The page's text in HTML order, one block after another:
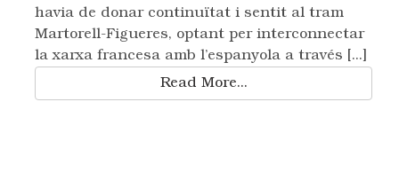
havia de donar continuïtat i sentit al tram
Martorell-Figueres, optant per interconnectar
la xarxa francesa amb l’espanyola a través [...]
Read More...